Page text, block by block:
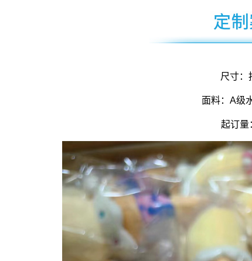
尺寸：
面料：A级
起订量